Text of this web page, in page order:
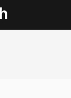
primeira